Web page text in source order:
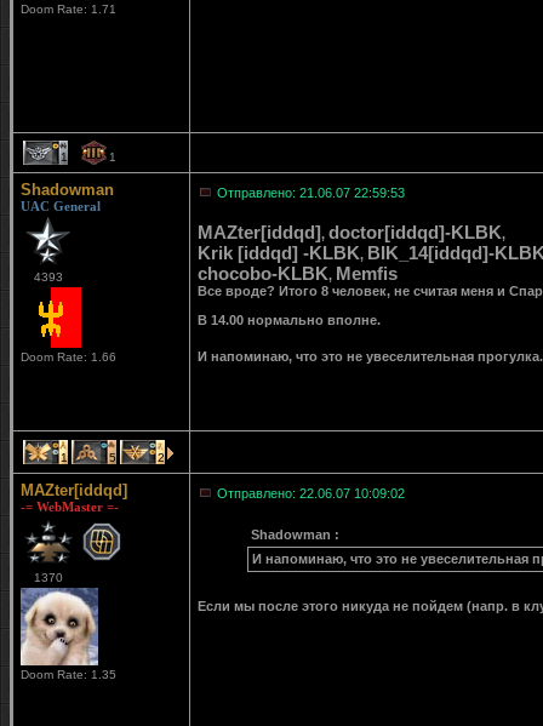
Doom Rate: 1.71
1 1
Shadowman
UAC General
4393
Doom Rate: 1.66
Отправлено: 21.06.07 22:59:53
MAZter[iddqd], doctor[iddqd]-KLBK,
Krik [iddqd] -KLBK, BIK_14[iddqd]-
chocobo-KLBK, Memfis
Все вроде? Итого 8 человек, не считая меня и
В 14.00 нормально вполне.
И напоминаю, что это не увеселительная
1 5 2
MAZter[iddqd]
-= WebMaster =-
1370
Doom Rate: 1.35
Отправлено: 22.06.07 10:09:02
Shadowman :
И напоминаю, что это не увеселительная
Если мы после этого никуда не пойдем (напр. в